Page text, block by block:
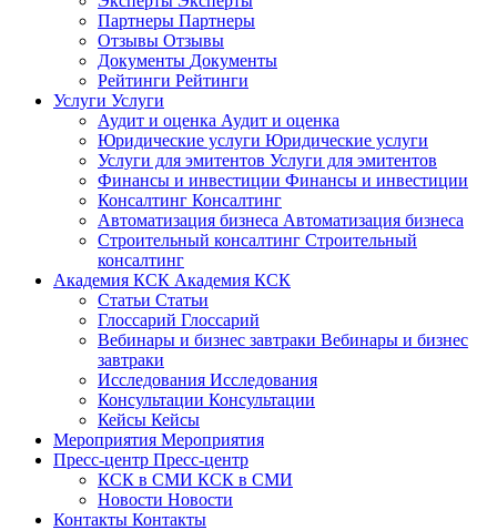
Партнеры Партнеры
Отзывы Отзывы
Документы Документы
Рейтинги Рейтинги
Услуги Услуги
Аудит и оценка Аудит и оценка
Юридические услуги Юридические услуги
Услуги для эмитентов Услуги для эмитентов
Финансы и инвестиции Финансы и инвестиции
Консалтинг Консалтинг
Автоматизация бизнеса Автоматизация бизнеса
Строительный консалтинг Строительный
консалтинг
Академия КСК Академия КСК
Статьи Статьи
Глоссарий Глоссарий
Вебинары и бизнес завтраки Вебинары и бизнес
завтраки
Исследования Исследования
Консультации Консультации
Кейсы Кейсы
Мероприятия Мероприятия
Пресс-центр Пресс-центр
КСК в СМИ КСК в СМИ
Новости Новости
Контакты Контакты